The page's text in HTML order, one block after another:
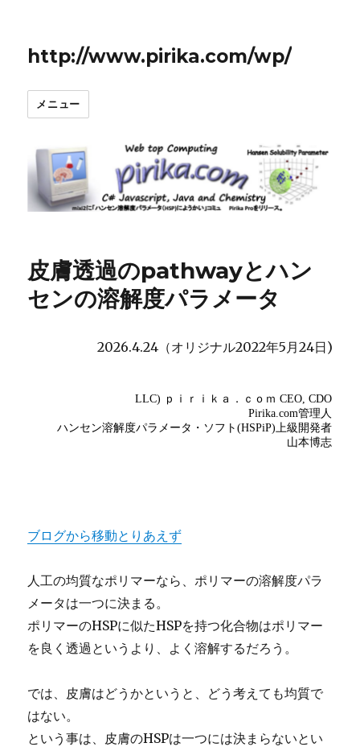
http://www.pirika.com/wp/
メニュー
皮膚透過のpathwayとハン
センの溶解度パラメータ
2026.4.24（オリジナル2022年5月24日)
ブログから移動とりあえず
人工の均質なポリマーなら、ポリマーの溶解度パラ
メータは一つに決まる。
ポリマーのHSPに似たHSPを持つ化合物はポリマー
を良く透過というより、よく溶解するだろう。
では、皮膚はどうかというと、どう考えても均質で
はない。
という事は、皮膚のHSPは一つには決まらないとい